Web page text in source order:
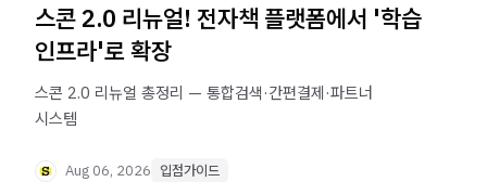
스콘 2.0 리뉴얼! 전자책 플랫폼에서 '학습
인프라'로 확장
스콘 2.0 리뉴얼 총정리 — 통합검색·간편결제·파트너
시스템
Aug 06, 2026 입점가이드